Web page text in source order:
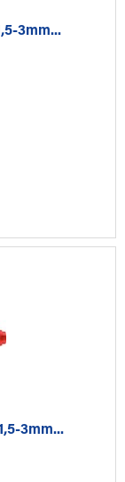
3mm...
3mm...